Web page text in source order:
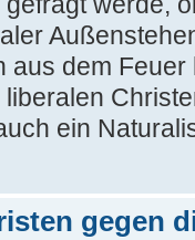
aus dem
ein
gegen